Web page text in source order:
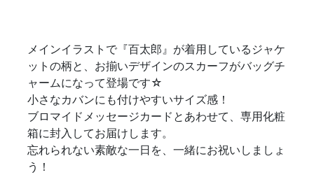
メインイラストで『百太郎』が着用しているジャケ
ットの柄と、お揃いデザインのスカーフがバッグチ
ャームになって登場です☆
小さなカバンにも付けやすいサイズ感！
ブロマイドメッセージカードとあわせて、専用化粧
箱に封入してお届けします。
忘れられない素敵な一日を、一緒にお祝いしましょ
う！